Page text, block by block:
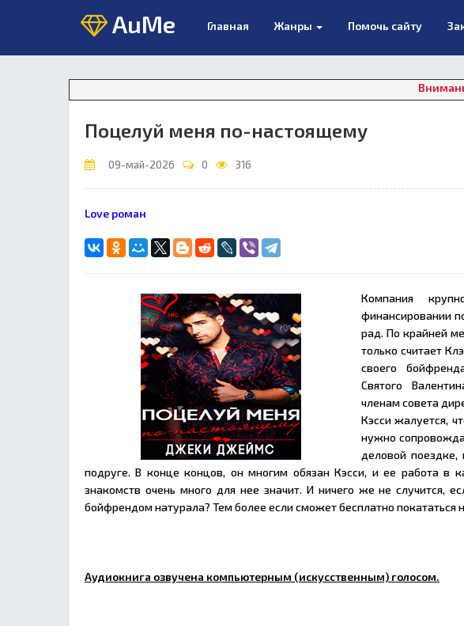
AuMe Главная Жанры Помочь сайту
Внимание!!! Для
Поцелуй меня по-настоящему
09-май-2026 0 316
Love роман
Компания
финансировании
рад. По крайней
только считает
своего
Святого
членам совета
Кэсси жалуется,
нужно
деловой поездке,
подруге. В конце концов, он многим обязан Кэсси, и ее работа в
знакомств очень много для нее значит. И ничего же не случится,
бойфрендом натурала? Тем более если сможет бесплатно покататься
Аудиокнига озвучена компьютерным (искусственным) голосом.